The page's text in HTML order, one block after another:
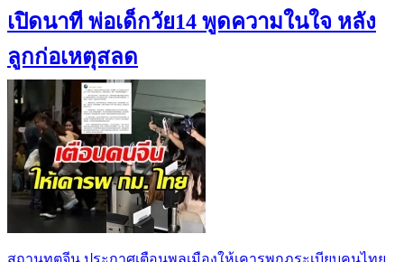
เปิดนาที พ่อเด็กวัย14 พูดความในใจ หลัง
ลูกก่อเหตุสลด
สถานทูตจีน ประกาศเตือนพลเมืองให้เคารพกฎระเบียบคนไทย